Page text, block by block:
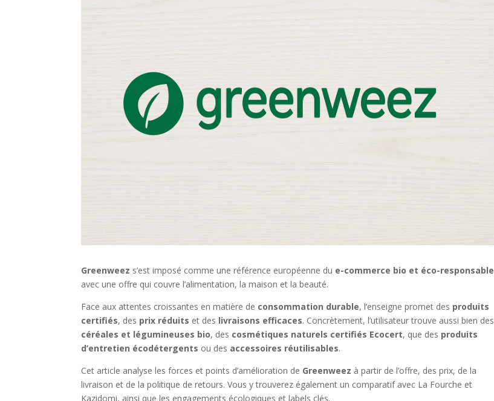
Greenweez s’est imposé comme une référence européenne du e-commerce bio et éco-responsable
avec une offre qui couvre l’alimentation, la maison et la beauté.
Face aux attentes croissantes en matière de consommation durable, l’enseigne promet des produits
certifiés, des prix réduits et des livraisons efficaces. Concrètement, l’utilisateur trouve aussi bien des
céréales et légumineuses bio, des cosmétiques naturels certifiés Ecocert, que des produits
d’entretien écodétergents ou des accessoires réutilisables.
Cet article analyse les forces et points d’amélioration de Greenweez à partir de l’offre, des prix, de la
livraison et de la politique de retours. Vous y trouverez également un comparatif avec La Fourche et
Kazidomi, ainsi que les engagements écologiques et labels clés.